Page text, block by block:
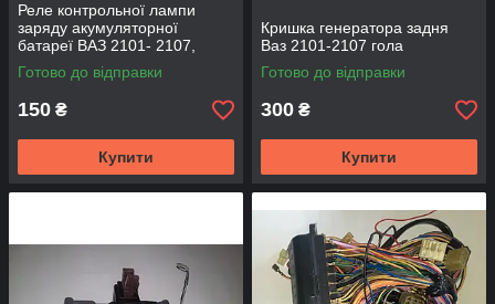
Реле контрольної лампи
заряду акумуляторної
батареї ВАЗ 2101- 2107,
2121 завод РС 702
Готово до відправки
150 ₴
Купити
Кришка генератора задня
Ваз 2101-2107 гола
Готово до відправки
300 ₴
Купити